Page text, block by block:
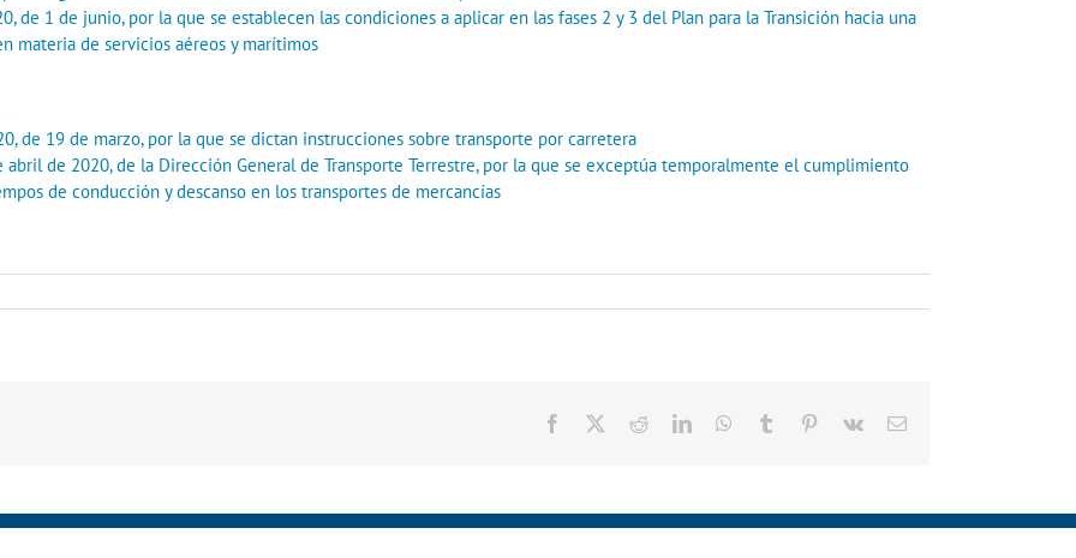
de 1 de junio, por la que se establecen las condiciones a aplicar en las fases 2 y 3 del Plan para la Transición hacia una
materia de servicios aéreos y marítimos
de 19 de marzo, por la que se dictan instrucciones sobre transporte por carretera
abril de 2020, de la Dirección General de Transporte Terrestre, por la que se exceptúa temporalmente el cumplimiento
de conducción y descanso en los transportes de mercancías
Facebook RedditLinkedInWhatsApp
Tumblr Pinterest
Vk
Correo